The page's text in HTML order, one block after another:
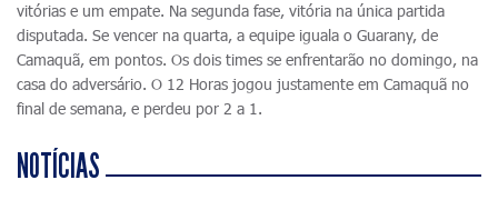
vitórias e um empate. Na segunda fase, vitória na única partida
disputada. Se vencer na quarta, a equipe iguala o Guarany, de
Camaquã, em pontos. Os dois times se enfrentarão no domingo, na
casa do adversário. O 12 Horas jogou justamente em Camaquã no
final de semana, e perdeu por 2 a 1.
NOTÍCIAS